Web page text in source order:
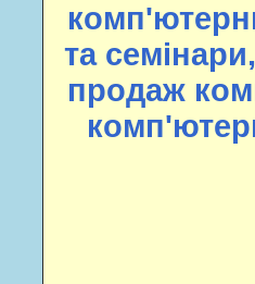
та
продаж